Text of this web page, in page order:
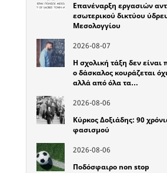
Επανέναρξη εργασιών
εσωτερικού δικτύου
Μεσολογγίου
2026-08-07
Η σχολική τάξη δεν είναι
ο δάσκαλος κουράζεται
αλλά από όλα τα…
2026-08-06
Κύρκος Δοξιάδης: 90
φασισμού
2026-08-06
Ποδόσφαιρο non stop